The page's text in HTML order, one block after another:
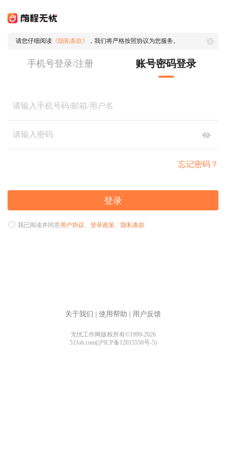
请您仔细阅读 《隐私条款》 ，我们将严格按照协议为您服务。
手机号登录/注册 账号密码登录
忘记密码？
登录
我已阅读并同意用户协议、 登录政策、 隐私条款
关于我们 使用帮助 用户反馈
无忧工作网版权所有©1999-2026
51Job.com(沪ICP备12015550号-5)